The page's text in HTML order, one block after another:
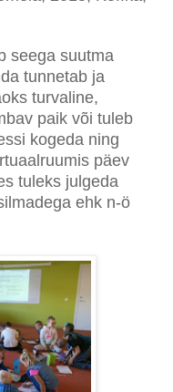
seega suutma
tunnetab ja
turvaline,
paik või tuleb
kogeda ning
päev
tuleks julgeda
ehk n-ö